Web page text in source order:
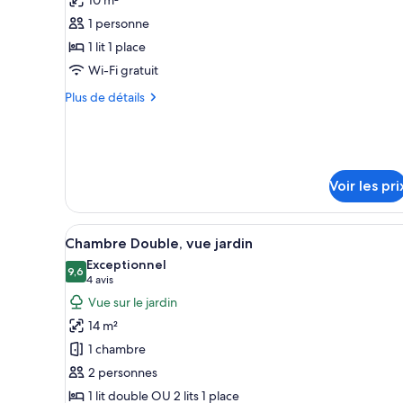
pour
ce
type
de
chambre :
1 personne
1 lit 1 place
Wi-Fi gratuit
Plus de détails
Plus
chambre
Chambre
Simple
Voir les
Afficher
toutes
les
photos
pour
ce
type
de
chambre :
Une chambre d’hôtel avec
35
Chambre Double, vue jardin
9,69,6 sur 10
Exceptionnel
4 avis
(4 avis)
Vue sur le jardin
14 m²
1 chambre
2 personnes
1 lit double OU 2 lits 1 place